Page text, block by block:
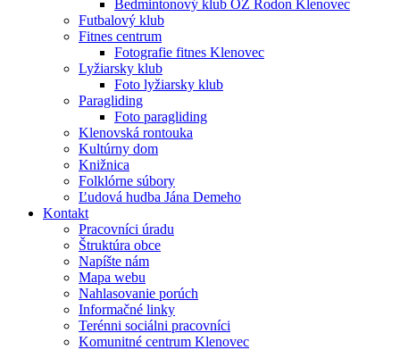
Bedmintonový klub OZ Rodon Klenovec
Futbalový klub
Fitnes centrum
Fotografie fitnes Klenovec
Lyžiarsky klub
Foto lyžiarsky klub
Paragliding
Foto paragliding
Klenovská rontouka
Kultúrny dom
Knižnica
Folklórne súbory
Ľudová hudba Jána Demeho
Kontakt
Pracovníci úradu
Štruktúra obce
Napíšte nám
Mapa webu
Nahlasovanie porúch
Informačné linky
Terénni sociálni pracovníci
Komunitné centrum Klenovec